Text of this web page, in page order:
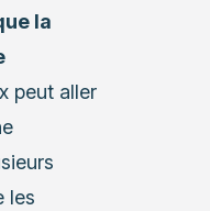
la
peut aller
les